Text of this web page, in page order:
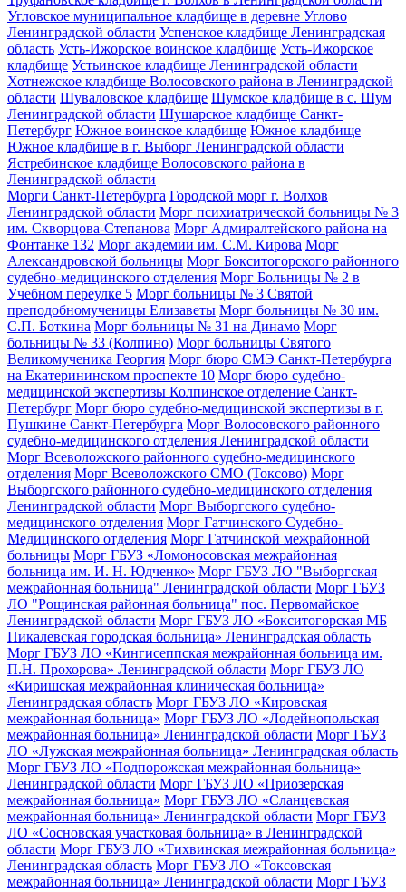
Угловское муниципальное кладбище в деревне Углово
Ленинградской области Успенское кладбище Ленинградская
область Усть-Ижорское воинское кладбище Усть-Ижорское
кладбище Устьинское кладбище Ленинградской области
Хотнежское кладбище Волосовского района в Ленинградской
области Шуваловское кладбище Шумское кладбище в с. Шум
Ленинградской области Шушарское кладбище Санкт-
Петербург Южное воинское кладбище Южное кладбище
Южное кладбище в г. Выборг Ленинградской области
Ястребинское кладбище Волосовского района в
Ленинградской области
Морги Санкт-Петербурга Городской морг г. Волхов
Ленинградской области Морг психиатрической больницы № 3
им. Скворцова-Степанова Морг Адмиралтейского района на
Фонтанке 132 Морг академии им. С.М. Кирова Морг
Александровской больницы Морг Бокситогорского районного
судебно-медицинского отделения Морг Больницы № 2 в
Учебном переулке 5 Морг больницы № 3 Святой
преподобномученицы Елизаветы Морг больницы № 30 им.
С.П. Боткина Морг больницы № 31 на Динамо Морг
больницы № 33 (Колпино) Морг больницы Святого
Великомученика Георгия Морг бюро СМЭ Санкт-Петербурга
на Екатерининском проспекте 10 Морг бюро судебно-
медицинской экспертизы Колпинское отделение Санкт-
Петербург Морг бюро судебно-медицинской экспертизы в г.
Пушкине Санкт-Петербурга Морг Волосовского районного
судебно-медицинского отделения Ленинградской области
Морг Всеволожского районного судебно-медицинского
отделения Морг Всеволожского СМО (Токсово) Морг
Выборгского районного судебно-медицинского отделения
Ленинградской области Морг Выборгского судебно-
медицинского отделения Морг Гатчинского Судебно-
Медицинского отделения Морг Гатчинской межрайонной
больницы Морг ГБУЗ «Ломоносовская межрайонная
больница им. И. Н. Юдченко» Морг ГБУЗ ЛО "Выборгская
межрайонная больница" Ленинградской области Морг ГБУЗ
ЛО "Рощинская районная больница" пос. Первомайское
Ленинградской области Морг ГБУЗ ЛО «Бокситогорская МБ
Пикалевская городская больница» Ленинградская область
Морг ГБУЗ ЛО «Кингисеппская межрайонная больница им.
П.Н. Прохорова» Ленинградской области Морг ГБУЗ ЛО
«Киришская межрайонная клиническая больница»
Ленинградская область Морг ГБУЗ ЛО «Кировская
межрайонная больница» Морг ГБУЗ ЛО «Лодейнопольская
межрайонная больница» Ленинградской области Морг ГБУЗ
ЛО «Лужская межрайонная больница» Ленинградская область
Морг ГБУЗ ЛО «Подпорожская межрайонная больница»
Ленинградской области Морг ГБУЗ ЛО «Приозерская
межрайонная больница» Морг ГБУЗ ЛО «Сланцевская
межрайонная больница» Ленинградской области Морг ГБУЗ
ЛО «Сосновская участковая больница» в Ленинградской
области Морг ГБУЗ ЛО «Тихвинская межрайонная больница»
Ленинградская область Морг ГБУЗ ЛО «Токсовская
межрайонная больница» Ленинградской области Морг ГБУЗ